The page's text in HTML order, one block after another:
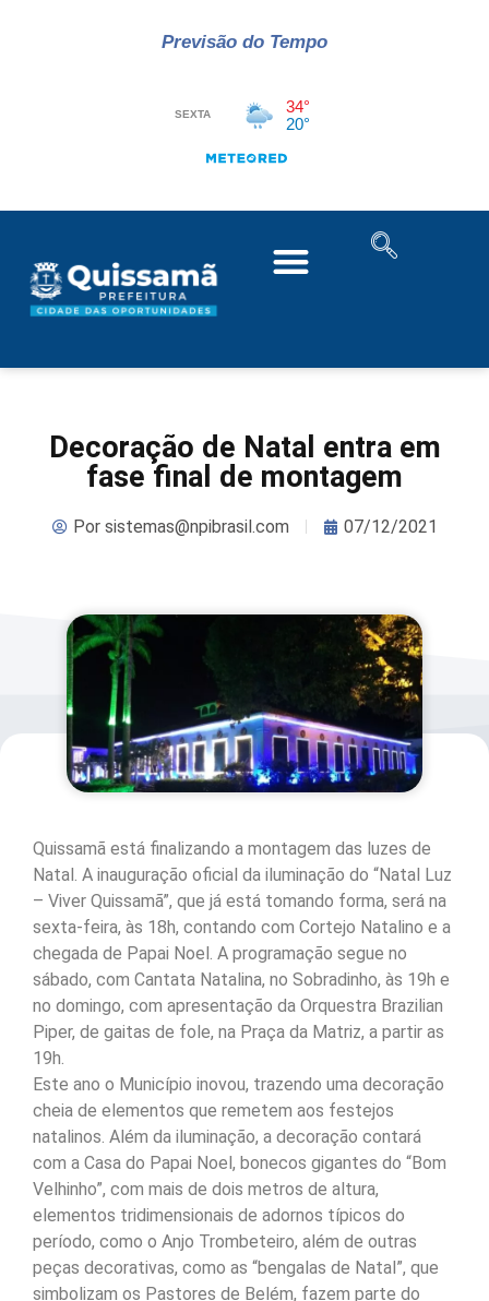
Previsão do Tempo
Decoração de Natal entra em
fase final de montagem
Porsistemas@npibrasil.com 07/12/2021
Quissamã está finalizando a montagem das luzes de
Natal. A inauguração oficial da iluminação do “Natal Luz
– Viver Quissamã”, que já está tomando forma, será na
sexta-feira, às 18h, contando com Cortejo Natalino e a
chegada de Papai Noel. A programação segue no
sábado, com Cantata Natalina, no Sobradinho, às 19h e
no domingo, com apresentação da Orquestra Brazilian
Piper, de gaitas de fole, na Praça da Matriz, a partir as
19h.
Este ano o Município inovou, trazendo uma decoração
cheia de elementos que remetem aos festejos
natalinos. Além da iluminação, a decoração contará
com a Casa do Papai Noel, bonecos gigantes do “Bom
Velhinho”, com mais de dois metros de altura,
elementos tridimensionais de adornos típicos do
período, como o Anjo Trombeteiro, além de outras
peças decorativas, como as “bengalas de Natal”, que
simbolizam os Pastores de Belém, fazem parte do